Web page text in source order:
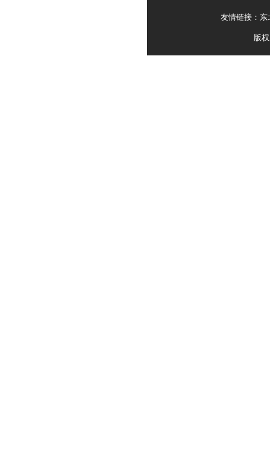
友情链接： 东
版